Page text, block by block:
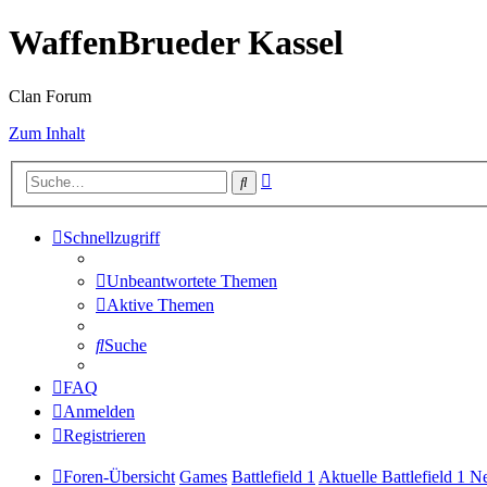
WaffenBrueder Kassel
Clan Forum
Zum Inhalt
Suche
Schnellzugriff
Unbeantwortete Themen
Aktive Themen
Suche
FAQ
Anmelden
Registrieren
Foren-Übersicht Games Battlefield 1 Aktuelle Battlefield 1